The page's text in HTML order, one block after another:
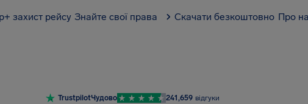
захист рейсу Знайте свої права Скачати безкоштовно Про
TrustpilotЧудово 241,659 відгуки